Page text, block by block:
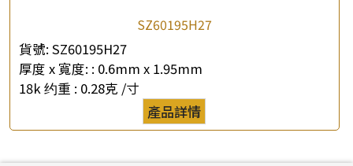
SZ60195H27
貨號: SZ60195H27
厚度 x 寬度: : 0.6mm x 1.95mm
18k 约重 : 0.28克 /寸
產品詳情